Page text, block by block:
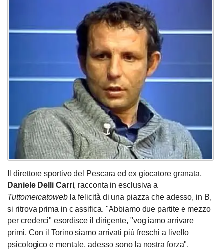
Il direttore sportivo del Pescara ed ex giocatore granata,
Daniele Delli Carri, racconta in esclusiva a
Tuttomercatoweb la felicità di una piazza che adesso, in B,
si ritrova prima in classifica. "Abbiamo due partite e mezzo
per crederci" esordisce il dirigente, "vogliamo arrivare
primi. Con il Torino siamo arrivati più freschi a livello
psicologico e mentale, adesso sono la nostra forza".